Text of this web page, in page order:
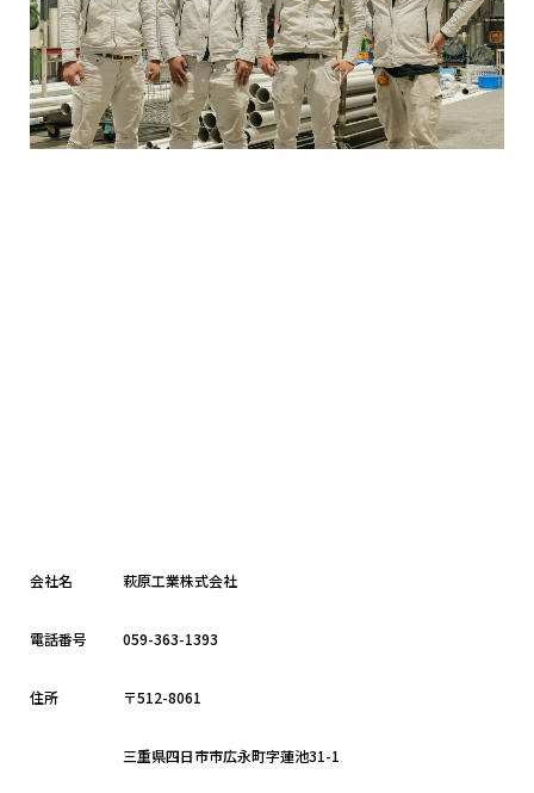
会社名 萩原工業株式会社
電話番号 059-363-1393
住所 〒512-8061
三重県四日市市広永町字蓮池31-1